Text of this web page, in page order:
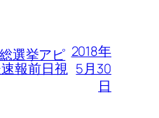
選挙アピ
報前日視
2018年
5月30
日